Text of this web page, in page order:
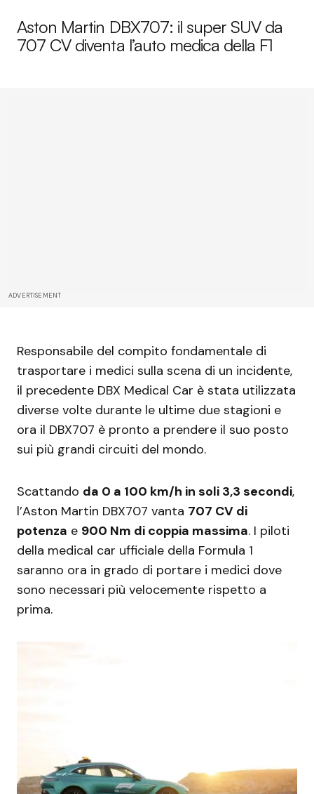
Aston Martin DBX707: il super SUV da
707 CV diventa l’auto medica della F1
ADVERTISEMENT
Responsabile del compito fondamentale di
trasportare i medici sulla scena di un incidente,
il precedente DBX Medical Car è stata utilizzata
diverse volte durante le ultime due stagioni e
ora il DBX707 è pronto a prendere il suo posto
sui più grandi circuiti del mondo.
Scattando da 0 a 100 km/h in soli 3,3 secondi,
l’Aston Martin DBX707 vanta 707 CV di
potenza e 900 Nm di coppia massima. I piloti
della medical car ufficiale della Formula 1
saranno ora in grado di portare i medici dove
sono necessari più velocemente rispetto a
prima.